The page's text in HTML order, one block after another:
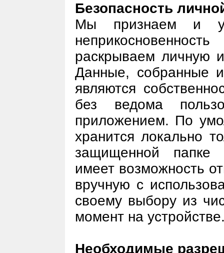
Безопасность
Мы признаем и
раскрываем личную
Данные, собранные
являются
без ведома
приложением. По
хранится локально
защищенной папке
имеет возможность
вручную с
своему выбору из
момент на
Необходимые